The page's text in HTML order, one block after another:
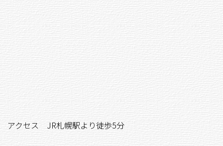
アクセス JR札幌駅より徒歩5分